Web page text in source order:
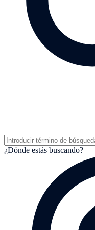
¿Dónde estás buscando?